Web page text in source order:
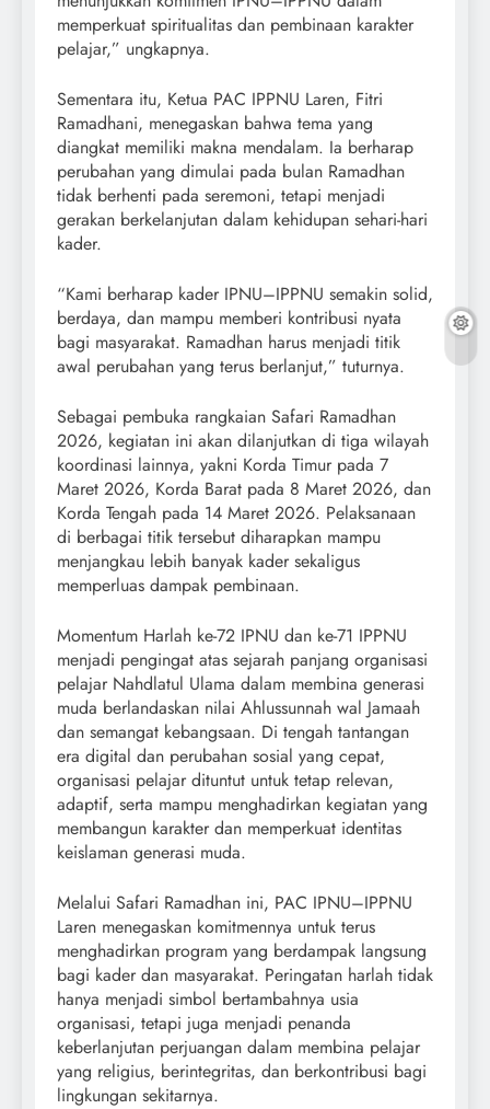
memperkuat spiritualitas dan pembinaan karakter
pelajar,” ungkapnya.
Sementara itu, Ketua PAC IPPNU Laren, Fitri
Ramadhani, menegaskan bahwa tema yang
diangkat memiliki makna mendalam. Ia berharap
perubahan yang dimulai pada bulan Ramadhan
tidak berhenti pada seremoni, tetapi menjadi
gerakan berkelanjutan dalam kehidupan sehari-hari
kader.
“Kami berharap kader IPNU–IPPNU semakin solid,
berdaya, dan mampu memberi kontribusi nyata
bagi masyarakat. Ramadhan harus menjadi titik
awal perubahan yang terus berlanjut,” tuturnya.
Sebagai pembuka rangkaian Safari Ramadhan
2026, kegiatan ini akan dilanjutkan di tiga wilayah
koordinasi lainnya, yakni Korda Timur pada 7
Maret 2026, Korda Barat pada 8 Maret 2026, dan
Korda Tengah pada 14 Maret 2026. Pelaksanaan
di berbagai titik tersebut diharapkan mampu
menjangkau lebih banyak kader sekaligus
memperluas dampak pembinaan.
Momentum Harlah ke-72 IPNU dan ke-71 IPPNU
menjadi pengingat atas sejarah panjang organisasi
pelajar Nahdlatul Ulama dalam membina generasi
muda berlandaskan nilai Ahlussunnah wal Jamaah
dan semangat kebangsaan. Di tengah tantangan
era digital dan perubahan sosial yang cepat,
organisasi pelajar dituntut untuk tetap relevan,
adaptif, serta mampu menghadirkan kegiatan yang
membangun karakter dan memperkuat identitas
keislaman generasi muda.
Melalui Safari Ramadhan ini, PAC IPNU–IPPNU
Laren menegaskan komitmennya untuk terus
menghadirkan program yang berdampak langsung
bagi kader dan masyarakat. Peringatan harlah tidak
hanya menjadi simbol bertambahnya usia
organisasi, tetapi juga menjadi penanda
keberlanjutan perjuangan dalam membina pelajar
yang religius, berintegritas, dan berkontribusi bagi
lingkungan sekitarnya.